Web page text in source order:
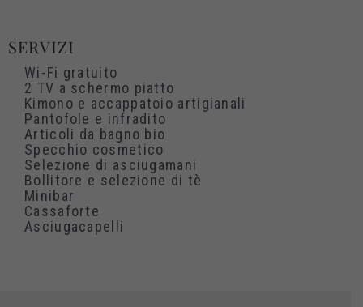
SERVIZI
Wi-Fi gratuito
2 TV a schermo piatto
Kimono e accappatoio artigianali
Pantofole e infradito
Articoli da bagno bio
Specchio cosmetico
Selezione di asciugamani
Bollitore e selezione di tè
Minibar
Cassaforte
Asciugacapelli